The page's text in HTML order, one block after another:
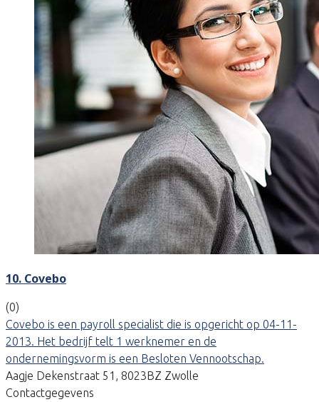
10. Covebo
(0)
Covebo is een payroll specialist die is opgericht op 04-11-
2013. Het bedrijf telt 1 werknemer en de
ondernemingsvorm is een Besloten Vennootschap.
Aagje Dekenstraat 51, 8023BZ Zwolle
Contactgegevens